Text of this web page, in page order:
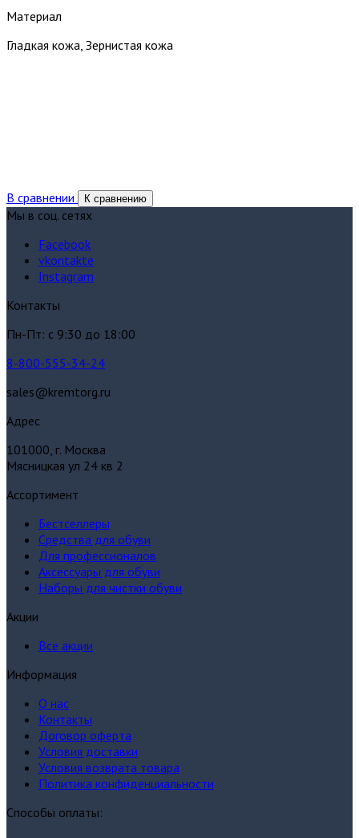
Материал
Гладкая кожа, Зернистая кожа
В сравнении К сравнению
Мы в соц. сетях
Facebook
vkontakte
Instagram
Контакты
Пн-Пт: с 9:30 до 18:00
8-800-555-34-24
sales@kremtorg.ru
Адрес
101000, г. Москва
Мясницкая ул 24 кв 2
Ассортимент
Бестселлеры
Средства для обуви
Для профессионалов
Аксессуары для обуви
Наборы для чистки обуви
Акции
Все акции
Информация
О нас
Контакты
Договор оферта
Условия доставки
Условия возврата товара
Политика конфиденциальности
Способы оплаты: